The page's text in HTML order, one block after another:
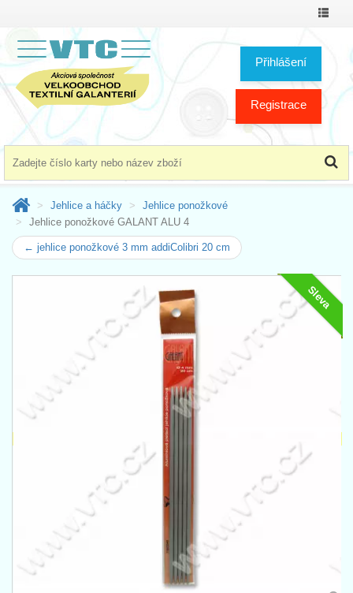
Přihlášení
Registrace
Jehlice a háčky
Jehlice ponožkové
Jehlice ponožkové GALANT ALU 4
← jehlice ponožkové 3 mm addiColibri 20 cm
Sleva